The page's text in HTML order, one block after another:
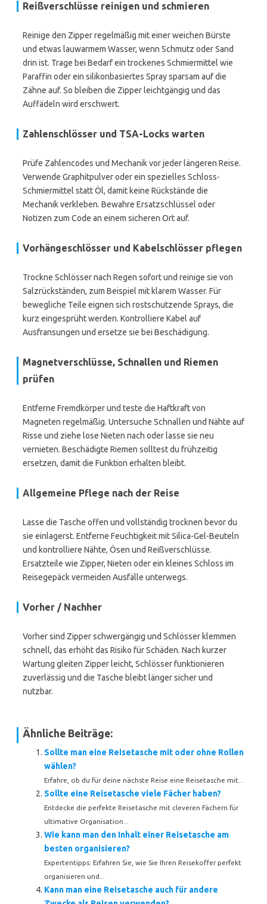
Reißverschlüsse reinigen und schmieren
Reinige den Zipper regelmäßig mit einer weichen Bürste
und etwas lauwarmem Wasser, wenn Schmutz oder Sand
drin ist. Trage bei Bedarf ein trockenes Schmiermittel wie
Paraffin oder ein silikonbasiertes Spray sparsam auf die
Zähne auf. So bleiben die Zipper leichtgängig und das
Auffädeln wird erschwert.
Zahlenschlösser und TSA-Locks warten
Prüfe Zahlencodes und Mechanik vor jeder längeren Reise.
Verwende Graphitpulver oder ein spezielles Schloss-
Schmiermittel statt Öl, damit keine Rückstände die
Mechanik verkleben. Bewahre Ersatzschlüssel oder
Notizen zum Code an einem sicheren Ort auf.
Vorhängeschlösser und Kabelschlösser pflegen
Trockne Schlösser nach Regen sofort und reinige sie von
Salzrückständen, zum Beispiel mit klarem Wasser. Für
bewegliche Teile eignen sich rostschutzende Sprays, die
kurz eingesprüht werden. Kontrolliere Kabel auf
Ausfransungen und ersetze sie bei Beschädigung.
Magnetverschlüsse, Schnallen und Riemen
prüfen
Entferne Fremdkörper und teste die Haftkraft von
Magneten regelmäßig. Untersuche Schnallen und Nähte auf
Risse und ziehe lose Nieten nach oder lasse sie neu
vernieten. Beschädigte Riemen solltest du frühzeitig
ersetzen, damit die Funktion erhalten bleibt.
Allgemeine Pflege nach der Reise
Lasse die Tasche offen und vollständig trocknen bevor du
sie einlagerst. Entferne Feuchtigkeit mit Silica-Gel-Beuteln
und kontrolliere Nähte, Ösen und Reißverschlüsse.
Ersatzteile wie Zipper, Nieten oder ein kleines Schloss im
Reisegepäck vermeiden Ausfälle unterwegs.
Vorher / Nachher
Vorher sind Zipper schwergängig und Schlösser klemmen
schnell, das erhöht das Risiko für Schäden. Nach kurzer
Wartung gleiten Zipper leicht, Schlösser funktionieren
zuverlässig und die Tasche bleibt länger sicher und
nutzbar.
Ähnliche Beiträge:
Sollte man eine Reisetasche mit oder ohne Rollen
wählen?
Erfahre, ob du für deine nächste Reise eine Reisetasche mit...
Sollte eine Reisetasche viele Fächer haben?
Entdecke die perfekte Reisetasche mit cleveren Fächern für
ultimative Organisation...
Wie kann man den Inhalt einer Reisetasche am
besten organisieren?
Expertentipps: Erfahren Sie, wie Sie Ihren Reisekoffer perfekt
organisieren und...
Kann man eine Reisetasche auch für andere